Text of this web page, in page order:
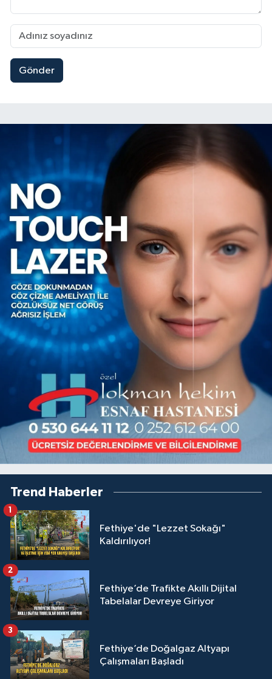
Gönder
Trend Haberler
Fethiye'de "Lezzet Sokağı"
Kaldırılıyor!
1
Fethiye’de Trafikte Akıllı Dijital
Tabelalar Devreye Giriyor
2
Fethiye’de Doğalgaz Altyapı
Çalışmaları Başladı
3